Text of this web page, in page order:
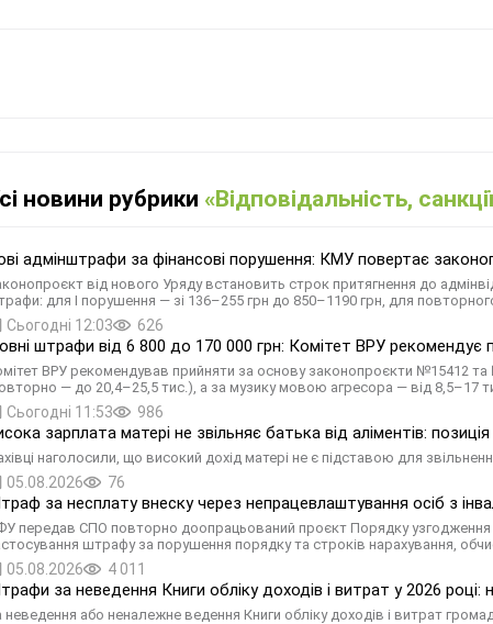
новини рубрики «Відповідальність,
адмінштрафи за фінансові порушення: КМУ повертає
від нового Уряду встановить строк притягнення до
для І порушення — зі 136–255 грн до 850–1190 грн, для
Сьогодні 12:03 626
штрафи від 6 800 до 170 000 грн: Комітет ВРУ
ВРУ рекомендував прийняти за основу законопроєкти №15412
— до 20,4–25,5 тис.), а за музику мовою агресора — від 8,5–17
Сьогодні 11:53 986
зарплата матері не звільняє батька від аліментів: позиція
наголосили, що високий дохід матері не є підставою для
05.08.2026 76
за несплату внеску через непрацевлаштування осіб з
передав СПО повторно доопрацьований проєкт Порядку узгодження
штрафу за порушення порядку та строків нарахування,
05.08.2026 4 011
за неведення Книги обліку доходів і витрат у 2026
неведення або неналежне ведення Книги обліку доходів і витрат